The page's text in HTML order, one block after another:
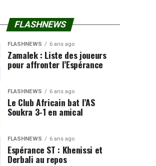
FLASHNEWS
FLASHNEWS 6 ans ago
Zamalek : Liste des joueurs
pour affronter l’Espérance
FLASHNEWS 6 ans ago
Le Club Africain bat l’AS
Soukra 3-1 en amical
FLASHNEWS 6 ans ago
Espérance ST : Khenissi et
Derbali au repos